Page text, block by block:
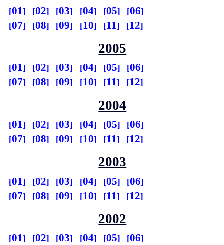
01 02 03 04 05
06
07
08 09 10 11 12
2005
01 02 03 04 05
06
07
08 09 10 11 12
2004
01 02 03 04 05
06
07
08 09 10 11 12
2003
01 02 03 04 05
06
07
08 09 10 11 12
2002
01 02 03 04 05
06